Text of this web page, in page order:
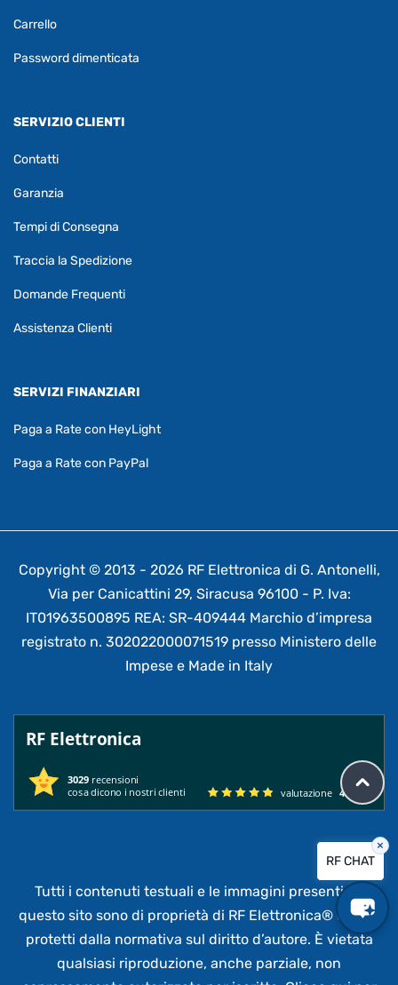
Carrello
Password dimenticata
SERVIZIO CLIENTI
Contatti
Garanzia
Tempi di Consegna
Traccia la Spedizione
Domande Frequenti
Assistenza Clienti
SERVIZI FINANZIARI
Paga a Rate con HeyLight
Paga a Rate con PayPal
Copyright © 2013 - 2026 RF Elettronica di G. Antonelli,
Via per Canicattini 29, Siracusa 96100 - P. Iva:
IT01963500895 REA: SR-409444 Marchio d’impresa
registrato n. 302022000071519 presso Ministero delle
Impese e Made in Italy
RF Elettronica
3029 recensioni
cosa dicono i nostri clienti
valutazione 4.95
Tutti i contenuti testuali e le immagini presenti su
questo sito sono di proprietà di RF Elettronica®e sono
protetti dalla normativa sul diritto d’autore. È vietata
qualsiasi riproduzione, anche parziale, non
RF CHAT
×